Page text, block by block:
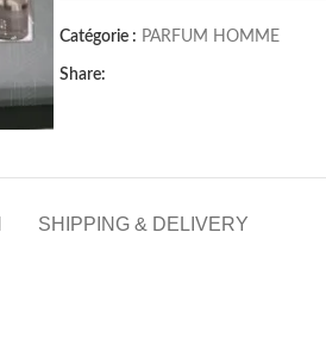
Catégorie : PARFUM HOMME
Share:
SHIPPING & DELIVERY